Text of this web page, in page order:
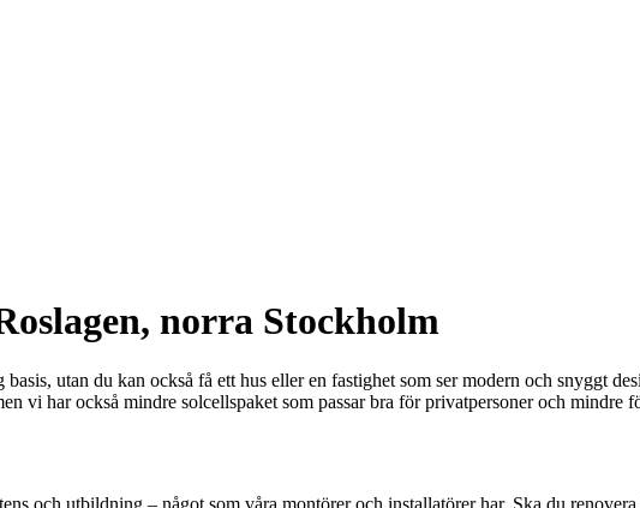
norra Stockholm
utan du kan också få ett hus eller en fastighet som ser modern och snyggt
vi har också mindre solcellspaket som passar bra för privatpersoner och mindre
och utbildning – något som våra montörer och installatörer har. Ska du